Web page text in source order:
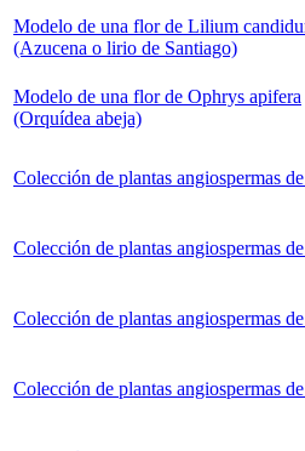
Modelo de una flor de Lilium
(Azucena o lirio de Santiago)
Modelo de una flor de Ophrys apifera
(Orquídea abeja)
Colección de plantas angiospermas
Colección de plantas angiospermas
Colección de plantas angiospermas
Colección de plantas angiospermas